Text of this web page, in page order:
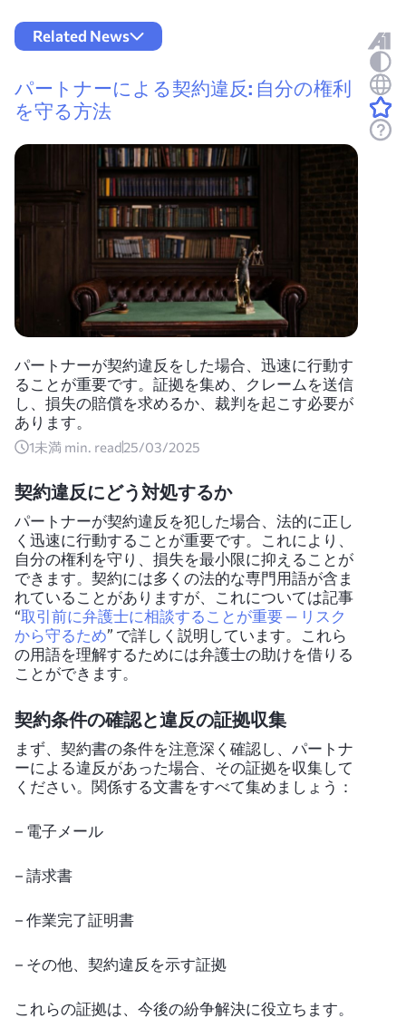
Related News
パートナーによる契約違反: 自分の権利
を守る方法
パートナーが契約違反をした場合、迅速に行動す
ることが重要です。証拠を集め、クレームを送信
し、損失の賠償を求めるか、裁判を起こす必要が
あります。
1未満 min. read25/03/2025
契約違反にどう対処するか
パートナーが契約違反を犯した場合、法的に正し
く迅速に行動することが重要です。これにより、
自分の権利を守り、損失を最小限に抑えることが
できます。契約には多くの法的な専門用語が含ま
れていることがありますが、これについては記事
“取引前に弁護士に相談することが重要 — リスク
から守るため” で詳しく説明しています。これら
の用語を理解するためには弁護士の助けを借りる
ことができます。
契約条件の確認と違反の証拠収集
まず、契約書の条件を注意深く確認し、パートナ
ーによる違反があった場合、その証拠を収集して
ください。関係する文書をすべて集めましょう：
– 電子メール
– 請求書
– 作業完了証明書
– その他、契約違反を示す証拠
これらの証拠は、今後の紛争解決に役立ちます。